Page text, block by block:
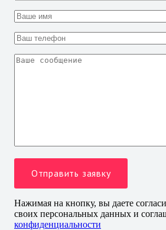
Нажимая на кнопку, вы даете
своих персональных данных и
конфиденциальности